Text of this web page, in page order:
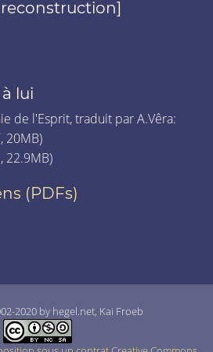
lui
de l'Esprit, traduit par A.Vêra:
20MB)
22.9MB)
(PDFs)
2020 by hegel.net, Kai Froeb